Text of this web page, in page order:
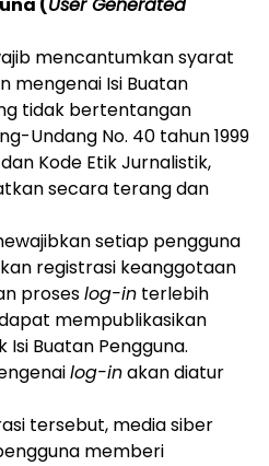
mencantumkan syarat
mengenai Isi Buatan
tidak bertentangan
Undang No. 40 tahun 1999
Kode Etik Jurnalistik,
secara terang dan
setiap pengguna
registrasi keanggotaan
proseslog-in terlebih
mempublikasikan
Isi Buatan Pengguna.
log-inakan diatur
tersebut, media siber
memberi